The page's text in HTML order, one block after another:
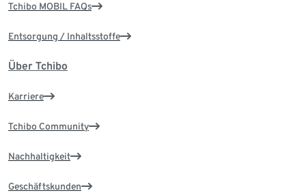
Tchibo MOBIL FAQs
Entsorgung / Inhaltsstoffe
Über Tchibo
Karriere
Tchibo Community
Nachhaltigkeit
Geschäftskunden